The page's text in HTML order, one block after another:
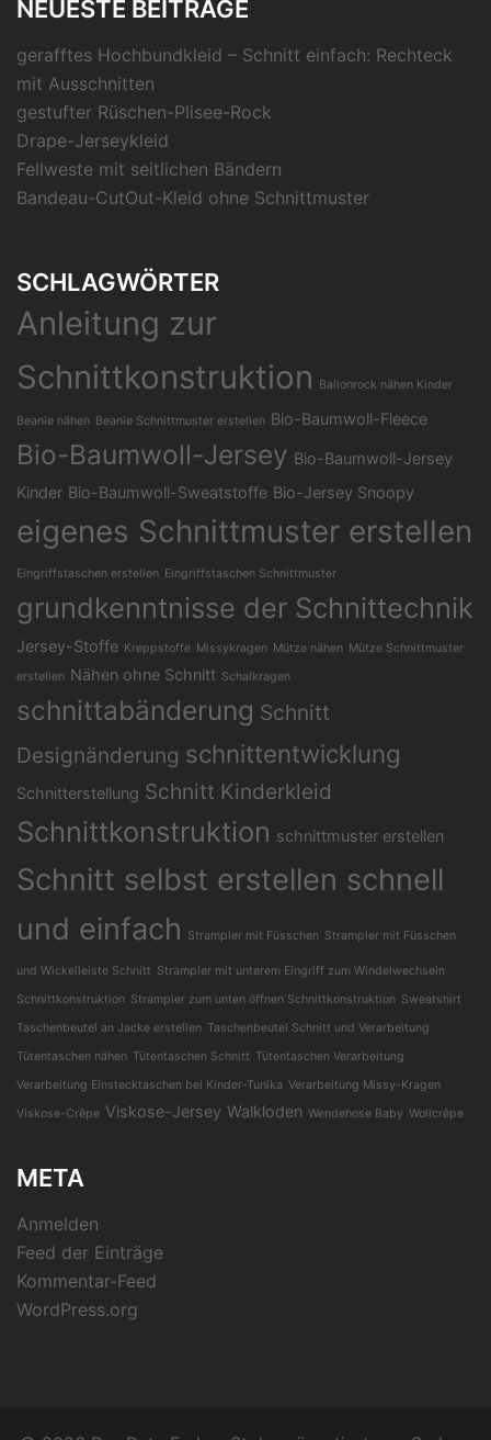
NEUESTE BEITRÄGE
gerafftes Hochbundkleid – Schnitt einfach: Rechteck
mit Ausschnitten
gestufter Rüschen-Plisee-Rock
Drape-Jerseykleid
Fellweste mit seitlichen Bändern
Bandeau-CutOut-Kleid ohne Schnittmuster
SCHLAGWÖRTER
Anleitung zur
Schnittkonstruktion
Ballonrock nähen Kinder
Beanie nähen Beanie Schnittmuster erstellen Bio-Baumwoll-Fleece
Bio-Baumwoll-Jersey Bio-Baumwoll-Jersey
Kinder Bio-Baumwoll-Sweatstoffe Bio-Jersey Snoopy
eigenes Schnittmuster erstellen
Eingriffstaschen erstellen Eingriffstaschen Schnittmuster
grundkenntnisse der Schnittechnik
Jersey-Stoffe Kreppstoffe Missykragen Mütze nähen Mütze Schnittmuster
erstellen Nähen ohne Schnitt Schalkragen
schnittabänderung Schnitt
Designänderung schnittentwicklung
Schnitterstellung Schnitt Kinderkleid
Schnittkonstruktion schnittmuster erstellen
Schnitt selbst erstellen schnell
und einfach
Strampler mit Füsschen Strampler mit Füsschen
und Wickelleiste Schnitt Strampler mit unterem Eingriff zum Windelwechseln
Schnittkonstruktion Strampler zum unten öffnen Schnittkonstruktion Sweatshirt
Taschenbeutel an Jacke erstellen Taschenbeutel Schnitt und Verarbeitung
Tütentaschen nähen Tütentaschen Schnitt Tütentaschen Verarbeitung
Verarbeitung Einstecktaschen bei Kinder-Tunika Verarbeitung Missy-Kragen
Viskose-Crêpe Viskose-Jersey Walkloden Wendehose Baby Wollcrêpe
META
Anmelden
Feed der Einträge
Kommentar-Feed
WordPress.org